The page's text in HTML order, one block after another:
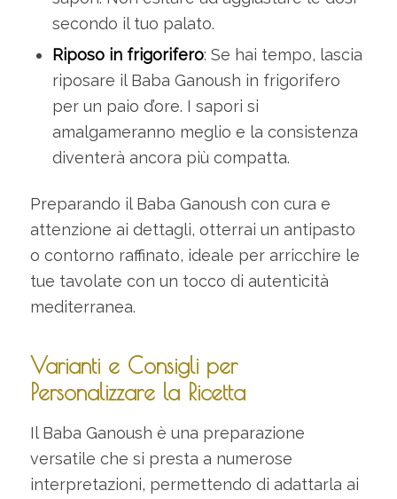
secondo il tuo palato.
Riposo in frigorifero: Se hai tempo, lascia
riposare il Baba Ganoush in frigorifero
per un paio d’ore. I sapori si
amalgameranno meglio e la consistenza
diventerà ancora più compatta.
Preparando il Baba Ganoush con cura e
attenzione ai dettagli, otterrai un antipasto
o contorno raffinato, ideale per arricchire le
tue tavolate con un tocco di autenticità
mediterranea.
Varianti e Consigli per
Personalizzare la Ricetta
Il Baba Ganoush è una preparazione
versatile che si presta a numerose
interpretazioni, permettendo di adattarla ai